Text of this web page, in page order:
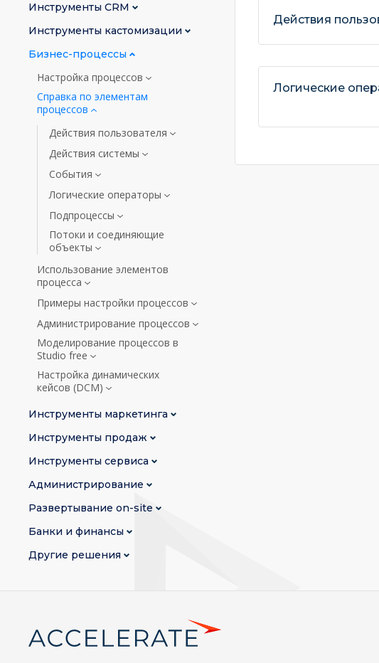
Действия
Логические
Инструменты CRM
Инструменты кастомизации
Бизнес-процессы
Настройка процессов
Справка по элементам
процессов
Действия пользователя
Действия системы
События
Логические операторы
Подпроцессы
Потоки и соединяющие
объекты
Использование элементов
процесса
Примеры настройки процессов
Администрирование процессов
Моделирование процессов в
Studio free
Настройка динамических
кейсов (DCM)
Инструменты маркетинга
Инструменты продаж
Инструменты сервиса
Администрирование
Развертывание on-site
Банки и финансы
Другие решения